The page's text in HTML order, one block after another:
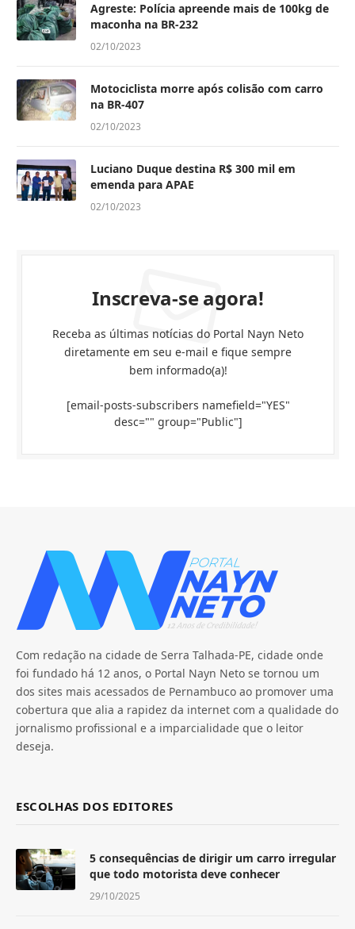
Agreste: Polícia apreende mais de 100kg de
maconha na BR-232
02/10/2023
Motociclista morre após colisão com carro
na BR-407
02/10/2023
Luciano Duque destina R$ 300 mil em
emenda para APAE
02/10/2023
Inscreva-se agora!
Receba as últimas notícias do Portal Nayn Neto
diretamente em seu e-mail e fique sempre
bem informado(a)!
[email-posts-subscribers namefield="YES"
desc="" group="Public"]
Com redação na cidade de Serra Talhada-PE, cidade onde
foi fundado há 12 anos, o Portal Nayn Neto se tornou um
dos sites mais acessados de Pernambuco ao promover uma
cobertura que alia a rapidez da internet com a qualidade do
jornalismo profissional e a imparcialidade que o leitor
deseja.
ESCOLHAS DOS EDITORES
5 consequências de dirigir um carro irregular
que todo motorista deve conhecer
29/10/2025